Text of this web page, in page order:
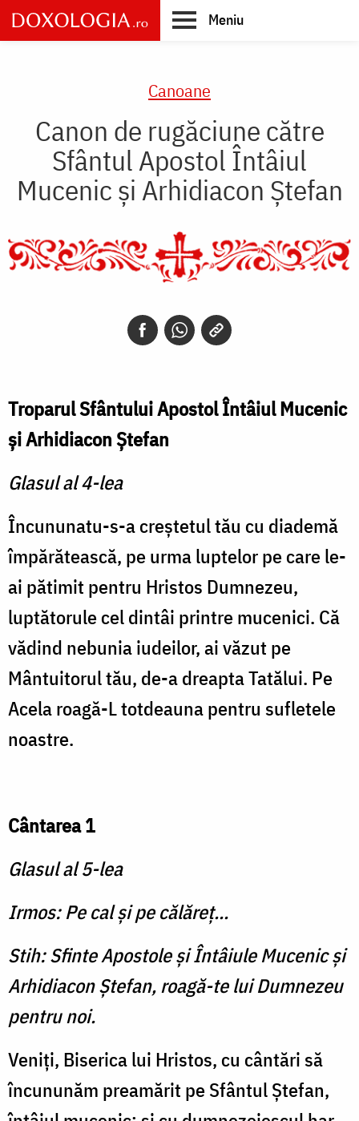
Skip
to
main
Meniu
Canoane
Canon de rugăciune către
Sfântul Apostol Întâiul
Mucenic şi Arhidiacon Ştefan
Troparul Sfântului Apostol Întâiul Mucenic
şi Arhidiacon Ştefan
Glasul al 4-lea
Încununatu-s-a creştetul tău cu diademă
împărătească, pe urma luptelor pe care le-
ai pătimit pentru Hristos Dumnezeu,
luptătorule cel dintâi printre mucenici. Că
vădind nebunia iudeilor, ai văzut pe
Mântuitorul tău, de-a dreapta Tatălui. Pe
Acela roagă-L totdeauna pentru sufletele
noastre.
Cântarea 1
Glasul al 5-lea
Irmos: Pe cal şi pe călăreţ...
Stih: Sfinte Apostole şi Întâiule Mucenic şi
Arhidiacon Ştefan, roagă-te lui Dumnezeu
pentru noi.
Veniţi, Biserica lui Hristos, cu cântări să
încununăm preamărit pe Sfântul Ştefan,